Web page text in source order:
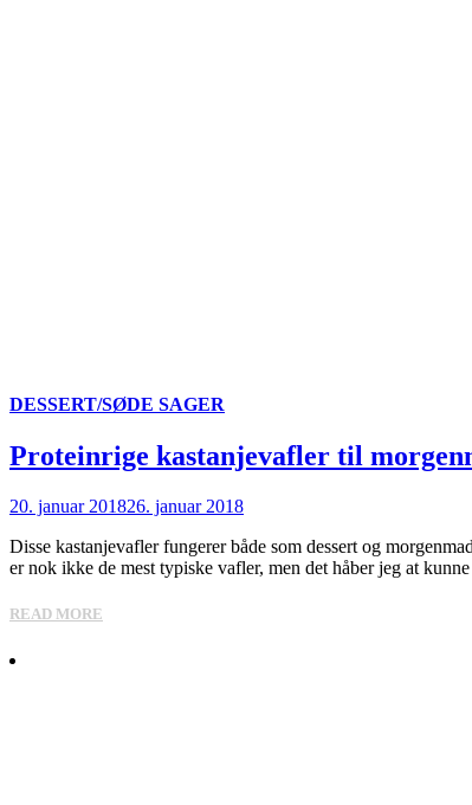
DESSERT/SØDE SAGER
Proteinrige kastanjevafler til
20. januar 201826. januar 2018
Disse kastanjevafler fungerer både som dessert og
er nok ikke de mest typiske vafler, men det håber jeg at
READ MORE